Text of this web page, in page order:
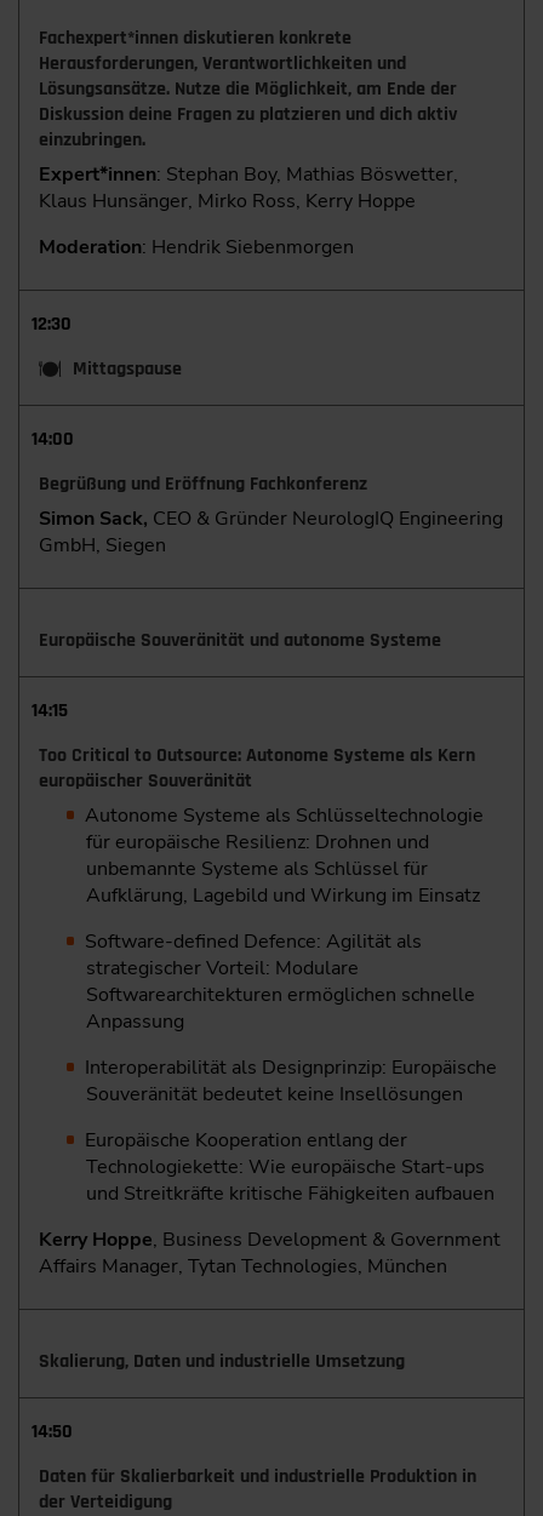
Fachexpert*innen diskutieren konkrete
Herausforderungen, Verantwortlichkeiten und
Lösungsansätze. Nutze die Möglichkeit, am Ende der
Diskussion deine Fragen zu platzieren und dich aktiv
einzubringen.
Expert*innen: Stephan Boy, Mathias Böswetter,
Klaus Hunsänger, Mirko Ross, Kerry Hoppe
Moderation: Hendrik Siebenmorgen
12:30
Mittagspause
14:00
Begrüßung und Eröffnung Fachkonferenz
Simon Sack, CEO & Gründer NeurologIQ Engineering
GmbH, Siegen
Europäische Souveränität und autonome Systeme
14:15
Too Critical to Outsource: Autonome Systeme als Kern
europäischer Souveränität
Autonome Systeme als Schlüsseltechnologie
für europäische Resilienz: Drohnen und
unbemannte Systeme als Schlüssel für
Aufklärung, Lagebild und Wirkung im Einsatz
Software-defined Defence: Agilität als
strategischer Vorteil: Modulare
Softwarearchitekturen ermöglichen schnelle
Anpassung
Interoperabilität als Designprinzip: Europäische
Souveränität bedeutet keine Insellösungen
Europäische Kooperation entlang der
Technologiekette: Wie europäische Start-ups
und Streitkräfte kritische Fähigkeiten aufbauen
Kerry Hoppe, Business Development & Government
Affairs Manager, Tytan Technologies, München
Skalierung, Daten und industrielle Umsetzung
14:50
Daten für Skalierbarkeit und industrielle Produktion in
der Verteidigung